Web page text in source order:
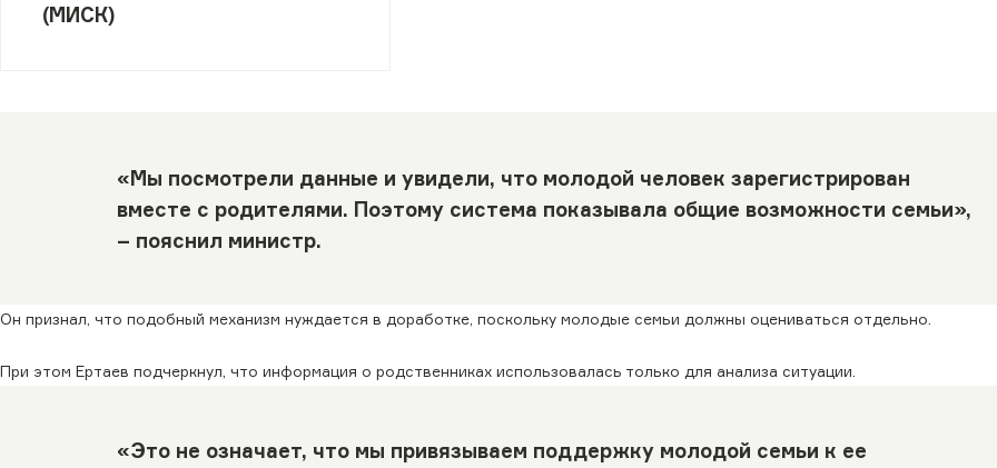
(МИСК)
«Мы посмотрели данные и увидели, что молодой человек зарегистрирован
вместе с родителями. Поэтому система показывала общие возможности семьи»,
– пояснил министр.
Он признал, что подобный механизм нуждается в доработке, поскольку молодые семьи должны оцениваться отдельно.
При этом Ертаев подчеркнул, что информация о родственниках использовалась только для анализа ситуации.
«Это не означает, что мы привязываем поддержку молодой семьи к ее